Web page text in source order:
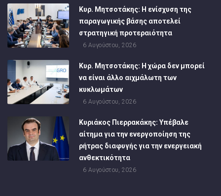
Κυρ. Μητσοτάκης: Η ενίσχυση της
παραγωγικής βάσης αποτελεί
στρατηγική προτεραιότητα
6 Αυγούστου, 2026
Κυρ. Μητσοτάκης: Η χώρα δεν μπορεί
να είναι άλλο αιχμάλωτη των
κυκλωμάτων
6 Αυγούστου, 2026
Κυριάκος Πιερρακάκης: Υπέβαλε
αίτημα για την ενεργοποίηση της
ρήτρας διαφυγής για την ενεργειακή
ανθεκτικότητα
6 Αυγούστου, 2026